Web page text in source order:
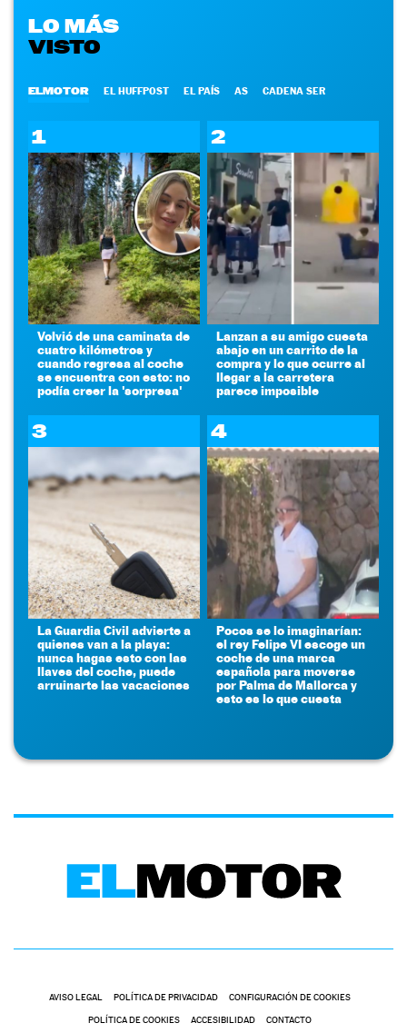
LO MÁS
VISTO
ELMOTOR EL HUFFPOST EL PAÍS AS CADENA SER
1
Volvió de una caminata de
cuatro kilómetros y
cuando regresa al coche
se encuentra con esto: no
podía creer la 'sorpresa'
2
Lanzan a su amigo cuesta
abajo en un carrito de la
compra y lo que ocurre al
llegar a la carretera
parece imposible
3
La Guardia Civil advierte a
quienes van a la playa:
nunca hagas esto con las
llaves del coche, puede
arruinarte las vacaciones
4
Pocos se lo imaginarían:
el rey Felipe VI escoge un
coche de una marca
española para moverse
por Palma de Mallorca y
esto es lo que cuesta
AVISO LEGAL POLÍTICA DE PRIVACIDAD CONFIGURACIÓN DE COOKIES
POLÍTICA DE COOKIES ACCESIBILIDAD CONTACTO